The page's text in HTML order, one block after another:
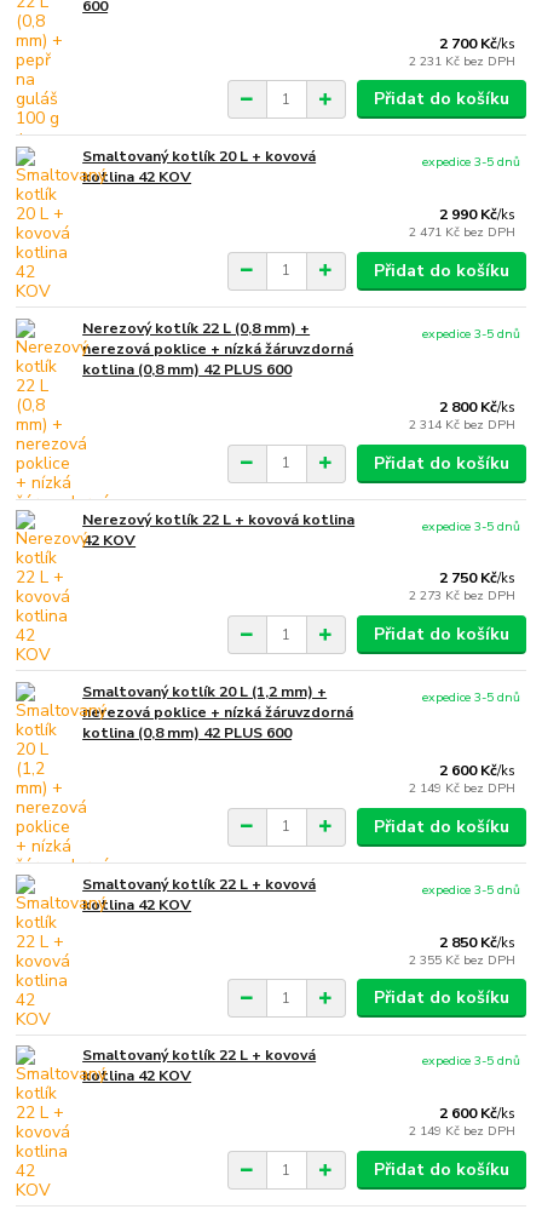
600
2 700 Kč/ks
2 231 Kč bez DPH
Přidat do košíku
Smaltovaný kotlík 20 L + kovová
kotlina 42 KOV
2 990 Kč/ks
2 471 Kč bez DPH
expedice 3-5 dnů
Přidat do košíku
Nerezový kotlík 22 L (0,8 mm) +
nerezová poklice + nízká žáruvzdorná
kotlina (0,8 mm) 42 PLUS 600
2 800 Kč/ks
2 314 Kč bez DPH
expedice 3-5 dnů
Přidat do košíku
Nerezový kotlík 22 L + kovová kotlina
42 KOV
2 750 Kč/ks
2 273 Kč bez DPH
expedice 3-5 dnů
Přidat do košíku
Smaltovaný kotlík 20 L (1,2 mm) +
nerezová poklice + nízká žáruvzdorná
kotlina (0,8 mm) 42 PLUS 600
2 600 Kč/ks
2 149 Kč bez DPH
expedice 3-5 dnů
Přidat do košíku
Smaltovaný kotlík 22 L + kovová
kotlina 42 KOV
2 850 Kč/ks
2 355 Kč bez DPH
expedice 3-5 dnů
Přidat do košíku
Smaltovaný kotlík 22 L + kovová
kotlina 42 KOV
2 600 Kč/ks
2 149 Kč bez DPH
expedice 3-5 dnů
Přidat do košíku